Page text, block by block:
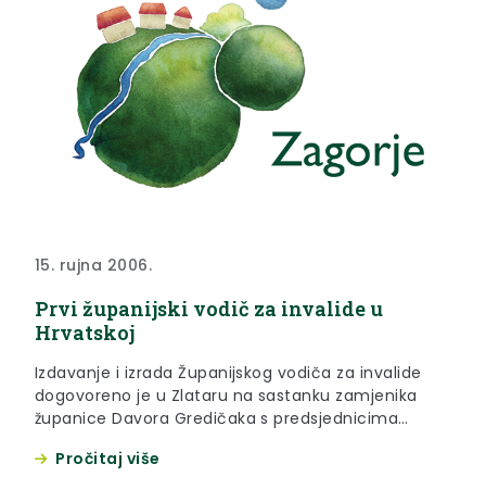
15. rujna 2006.
Prvi županijski vodič za invalide u
Hrvatskoj
Izdavanje i izrada Županijskog vodiča za invalide
dogovoreno je u Zlataru na sastanku zamjenika
županice Davora Gredičaka s predsjednicima
će Krapinsko – zagorska županija postati prva
Pročitaj više